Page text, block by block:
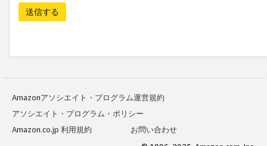
送信する
Amazonアソシエイト・プログラム運営規約
アソシエイト・プログラム・ポリシー
Amazon.co.jp 利用規約
お問い合わせ